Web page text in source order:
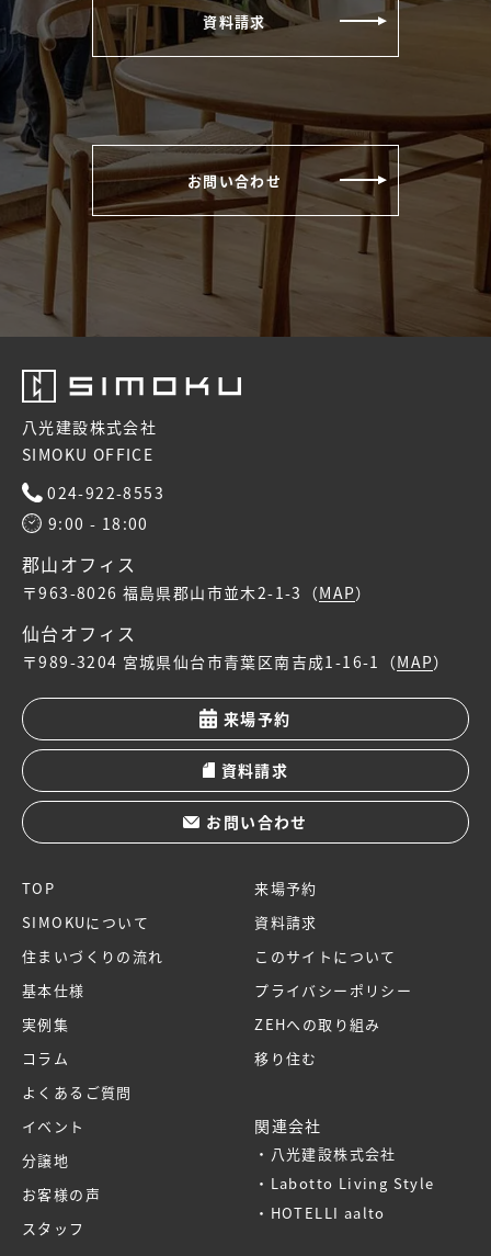
資料請求
お問い合わせ
八光建設株式会社
SIMOKU OFFICE
024-922-8553
9:00 - 18:00
郡山オフィス
〒963-8026 福島県郡山市並木2-1-3（MAP）
仙台オフィス
〒989-3204 宮城県仙台市青葉区南吉成1-16-1（MAP）
来場予約
資料請求
お問い合わせ
TOP
SIMOKUについて
住まいづくりの流れ
基本仕様
実例集
コラム
よくあるご質問
イベント
分譲地
お客様の声
スタッフ
来場予約
資料請求
このサイトについて
プライバシーポリシー
ZEHへの取り組み
移り住む
関連会社
八光建設株式会社
Labotto Living Style
HOTELLI aalto